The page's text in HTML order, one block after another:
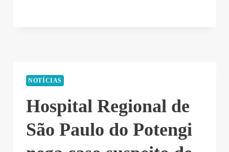
NOTÍCIAS
Hospital Regional de
São Paulo do Potengi